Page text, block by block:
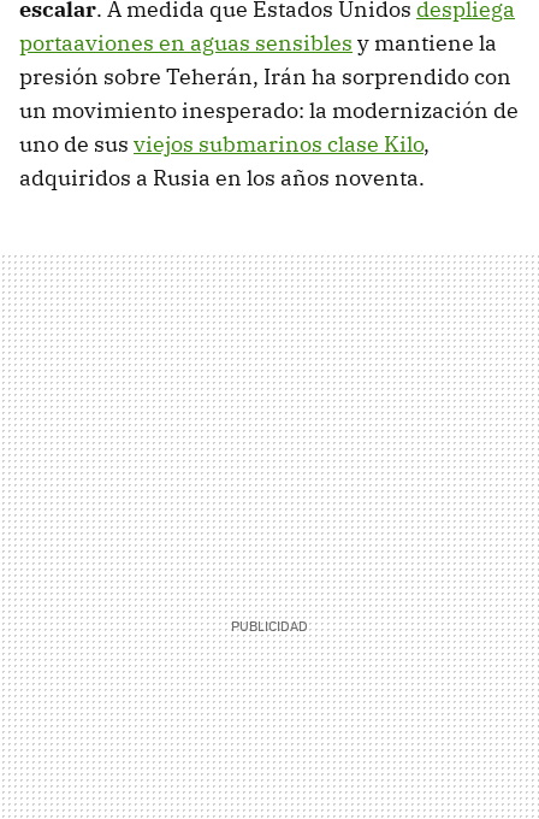
escalar. A medida que Estados Unidos despliega
portaaviones en aguas sensibles y mantiene la
presión sobre Teherán, Irán ha sorprendido con
un movimiento inesperado: la modernización de
uno de sus viejos submarinos clase Kilo,
adquiridos a Rusia en los años noventa.